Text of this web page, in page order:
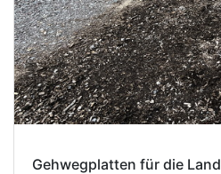
Gehwegplatten für die